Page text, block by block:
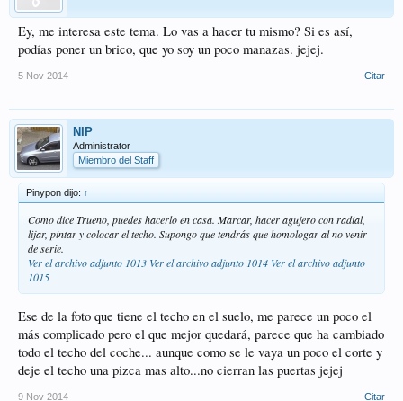
Ey, me interesa este tema. Lo vas a hacer tu mismo? Si es así,
podías poner un brico, que yo soy un poco manazas. jejej.
5 Nov 2014 Citar
NIP
Administrator
Miembro del Staff
Pinypon dijo: ↑
Como dice Trueno, puedes hacerlo en casa. Marcar, hacer agujero con radial,
lijar, pintar y colocar el techo. Supongo que tendrás que homologar al no venir
de serie.
Ver el archivo adjunto 1013 Ver el archivo adjunto 1014 Ver el archivo adjunto
1015
Ese de la foto que tiene el techo en el suelo, me parece un poco el
más complicado pero el que mejor quedará, parece que ha cambiado
todo el techo del coche... aunque como se le vaya un poco el corte y
deje el techo una pizca mas alto...no cierran las puertas jejej
9 Nov 2014 Citar